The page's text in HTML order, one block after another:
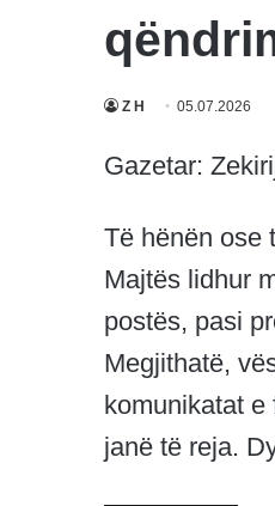
Z H 05.07.2026
Gazetar:
Të hënën ose
Majtës lidhur
postës, pasi
Megjithatë,
komunikatat
janë të reja.